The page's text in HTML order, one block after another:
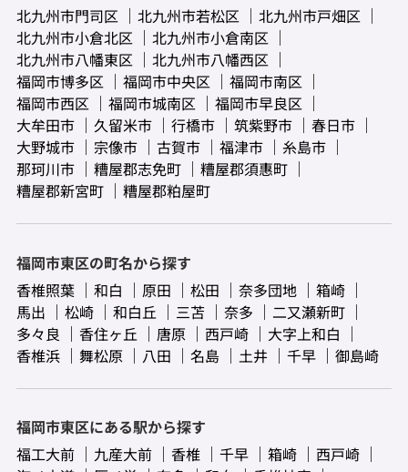
北九州市門司区
北九州市若松区
北九州市戸畑区
北九州市小倉北区
北九州市小倉南区
北九州市八幡東区
北九州市八幡西区
福岡市博多区
福岡市中央区
福岡市南区
福岡市西区
福岡市城南区
福岡市早良区
大牟田市
久留米市 行橋市 筑紫野市
春日市
大野城市
宗像市 古賀市 福津市
糸島市
那珂川市
糟屋郡志免町
糟屋郡須惠町
糟屋郡新宮町
糟屋郡粕屋町
福岡市東区の町名から探す
香椎照葉
和白 原田 松田 奈多団地
箱崎
馬出
松崎 和白丘 三苫 奈多
二又瀬新町
多々良
香住ヶ丘 唐原 西戸崎
大字上和白
香椎浜
舞松原 八田 名島 土井 千早 御島崎
福岡市東区にある駅から探す
福工大前
九産大前 香椎 千早 箱崎
西戸崎